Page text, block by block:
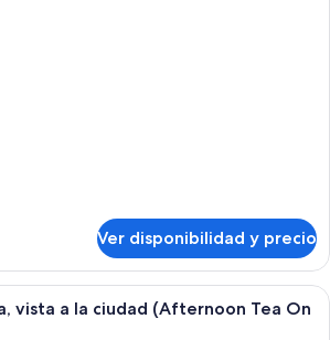
Ver disponibilidad y precio
Habitación de hotel con dos camas,
vista a la ciudad (Afternoon Tea On